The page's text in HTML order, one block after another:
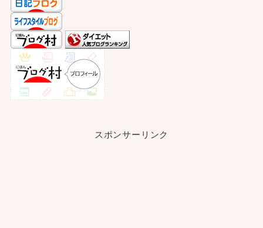
スポンサーリンク